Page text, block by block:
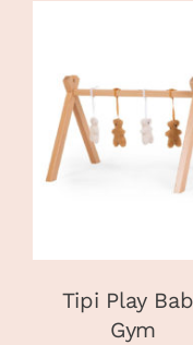
AJOUTER AU
PANIER
/
DÉTAILS
Tipi Play
Gym